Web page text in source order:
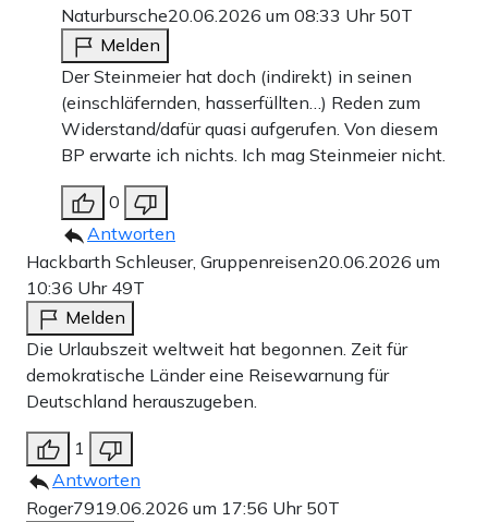
Naturbursche20.06.2026 um 08:33 Uhr 50T
Melden
Der Steinmeier hat doch (indirekt) in seinen
(einschläfernden, hasserfüllten…) Reden zum
Widerstand/dafür quasi aufgerufen. Von diesem
BP erwarte ich nichts. Ich mag Steinmeier nicht.
0
Antworten
Hackbarth Schleuser, Gruppenreisen20.06.2026 um
10:36 Uhr 49T
Melden
Die Urlaubszeit weltweit hat begonnen. Zeit für
demokratische Länder eine Reisewarnung für
Deutschland herauszugeben.
1
Antworten
Roger7919.06.2026 um 17:56 Uhr 50T